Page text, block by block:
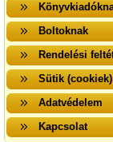
Boltoknak
Rendelési
Sütik (cookiek)
Adatvédelem
Kapcsolat